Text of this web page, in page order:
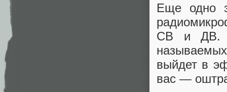
Еще одно
СВ и ДВ. В
выйдет в
вас —